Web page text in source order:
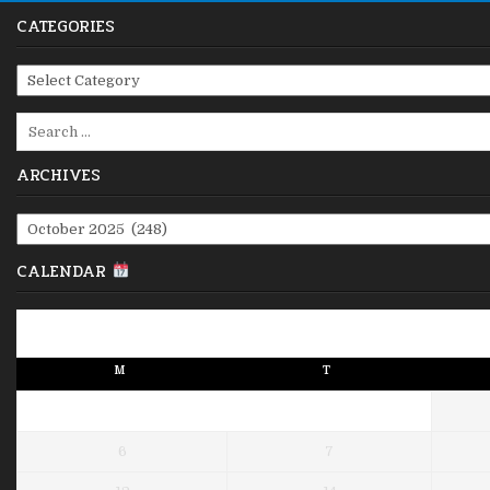
CATEGORIES
Categories
ARCHIVES
Archives
CALENDAR
M T
6 7